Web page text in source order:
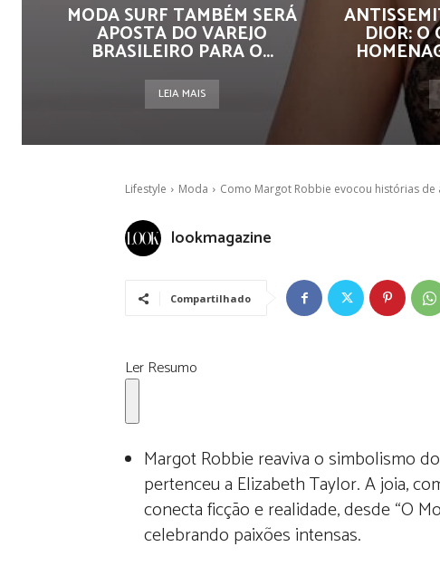
MODA SURF TAMBÉM SERÁ
APOSTA DO VAREJO
BRASILEIRO PARA O...
LEIA MAIS
DIOR: O
Lifestyle Moda Como Margot Robbie evocou histórias de
lookmagazine
Compartilhado
Ler Resumo
Margot Robbie reaviva o simbolismo
pertenceu a Elizabeth Taylor. A joia,
conecta ficção e realidade, desde “O
celebrando paixões intensas.